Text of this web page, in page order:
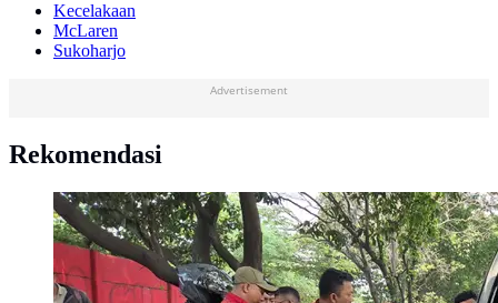
Kecelakaan
McLaren
Sukoharjo
Advertisement
Rekomendasi